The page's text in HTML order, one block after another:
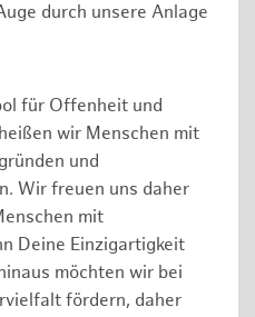
durch unsere Anlage
für Offenheit und
wir Menschen mit
und
Wir freuen uns daher
mit
Deine Einzigartigkeit
möchten wir bei
fördern, daher